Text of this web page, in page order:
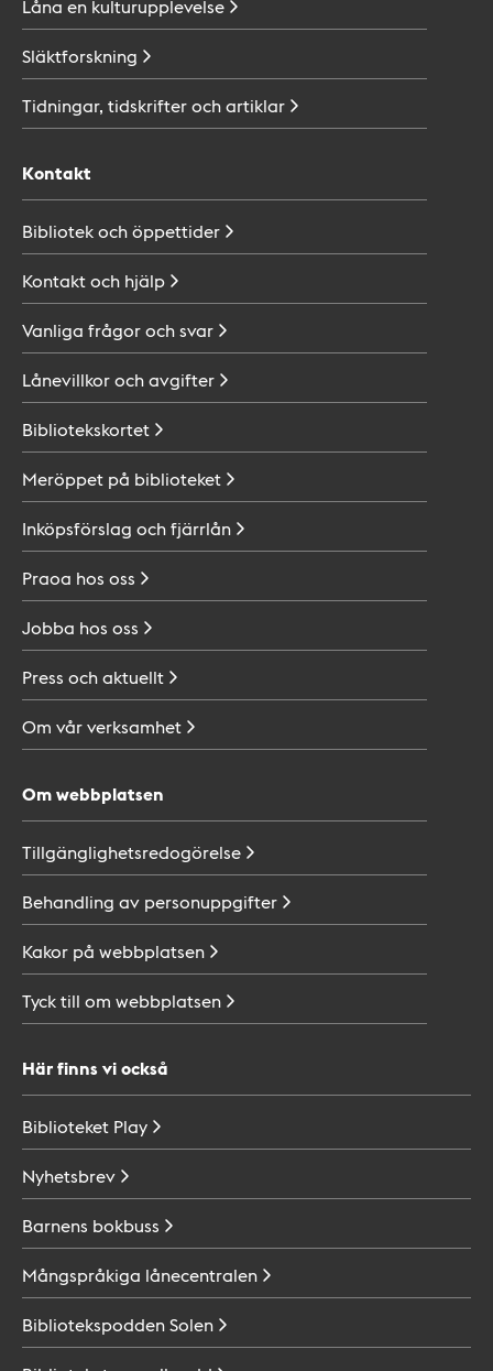
Låna en kulturupplevelse
Släktforskning
Tidningar, tidskrifter ochartiklar
Kontakt
Bibliotek ochöppettider
Kontakt och hjälp
Vanliga frågor ochsvar
Lånevillkor ochavgifter
Bibliotekskortet
Meröppet på biblioteket
Inköpsförslag ochfjärrlån
Praoa hos oss
Jobba hos oss
Press ochaktuellt
Om vårverksamhet
Om webbplatsen
Tillgänglighetsredogörelse
Behandling av personuppgifter
Kakor på webbplatsen
Tyck till om webbplatsen
Här finns vi också
Biblioteket Play
Nyhetsbrev
Barnens bokbuss
Mångspråkiga lånecentralen
BibliotekspoddenSolen